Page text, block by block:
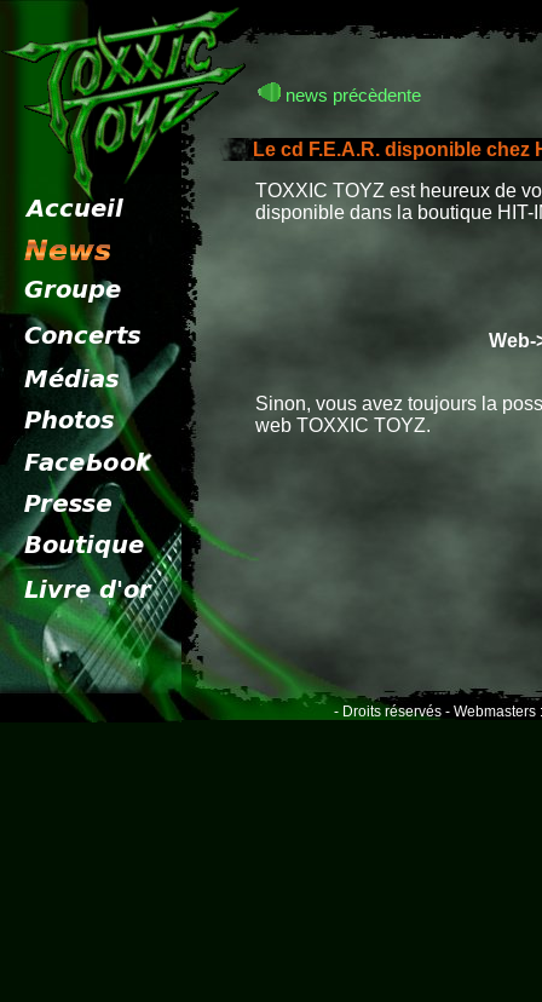
news précèdente
Le cd F.E.A.R. disponible chez
TOXXIC TOYZ est heureux de
disponible dans la boutique HIT-
Web-
Sinon, vous avez toujours la
web TOXXIC TOYZ.
- Droits réservés - Webmasters